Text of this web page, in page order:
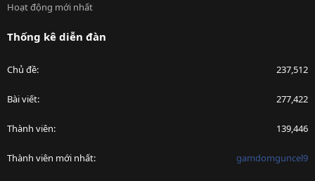
Hoạt động mới nhất
Thống kê diễn đàn
Chủ đề 237,512
Bài viết 277,422
Thành viên 139,446
Thành viên mới nhất gamdomguncel9